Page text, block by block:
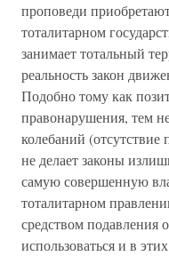
проповеди
тоталитарном
занимает тотальный
реальность закон
Подобно тому как
правонарушения, тем
колебаний
не делает законы
самую совершенную
тоталитарном
средством подавления
использоваться и в